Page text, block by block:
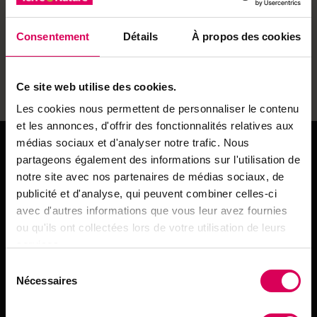
Consentement Détails À propos des cookies
Ce site web utilise des cookies.
Les cookies nous permettent de personnaliser le contenu
et les annonces, d'offrir des fonctionnalités relatives aux
médias sociaux et d'analyser notre trafic. Nous
partageons également des informations sur l'utilisation de
notre site avec nos partenaires de médias sociaux, de
publicité et d'analyse, qui peuvent combiner celles-ci
avec d'autres informations que vous leur avez fournies
ou qu'ils ont collectées lors de votre utilisation de leurs
Nécessaires
l’écoute faire sonner son instrument. Après une courte
pause – la raréfaction de l’oxygène se fait sentir –, il
recommence, pour le plus grand bonheur des alpinistes
présents qui le remercient avant de reprendre, comme
descente.
Ambassadeur des traditions suisses
Né dans une famille de musiciens, Christophe
Sturzenegger est corniste, pianiste ainsi que
compositeur. Lauréat de nombreux prix et concours, il
devient cor solo de l’Orchestre suisse des jeunes puis
intègre l’Académie de l’Opéra de Zurich et enfin le
Sinfonieorchester de Bâle, où il côtoie les plus grands
chefs d’orchestre. Depuis 2004, le quadragénaire
enseigne à la Haute école de musique de Genève. En